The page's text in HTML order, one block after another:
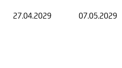
27.04.2029 07.05.2029